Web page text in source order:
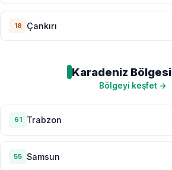
18 Çankırı
Karadeniz Bölgesi
Bölgeyi keşfet →
61 Trabzon
55 Samsun